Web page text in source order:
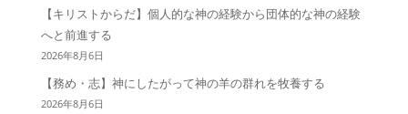
【キリストからだ】個人的な神の経験から団体的な神の経験
へと前進する
2026年8月6日
【務め・志】神にしたがって神の羊の群れを牧養する
2026年8月6日